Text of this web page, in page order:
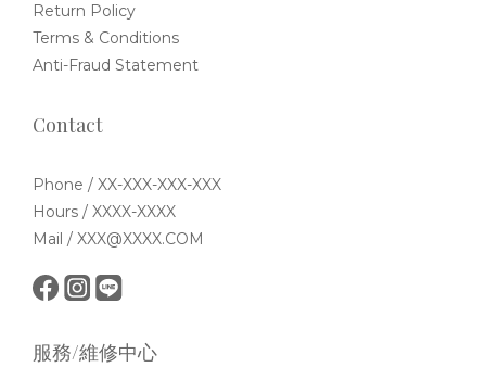
Return Policy
Terms & Conditions
Anti-Fraud Statement
Contact
Phone / XX-XXX-XXX-XXX
Hours / XXXX-XXXX
Mail / XXX@XXXX.COM
服務/維修中心